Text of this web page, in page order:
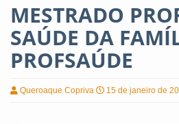
MESTRADO
SAÚDE DA
PROFSAÚDE
Queroaque Copriva 15 de janeiro de